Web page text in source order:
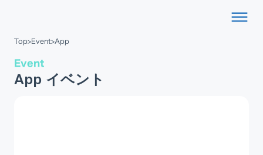
dehaze
Top>Event>App
Event
App イベント